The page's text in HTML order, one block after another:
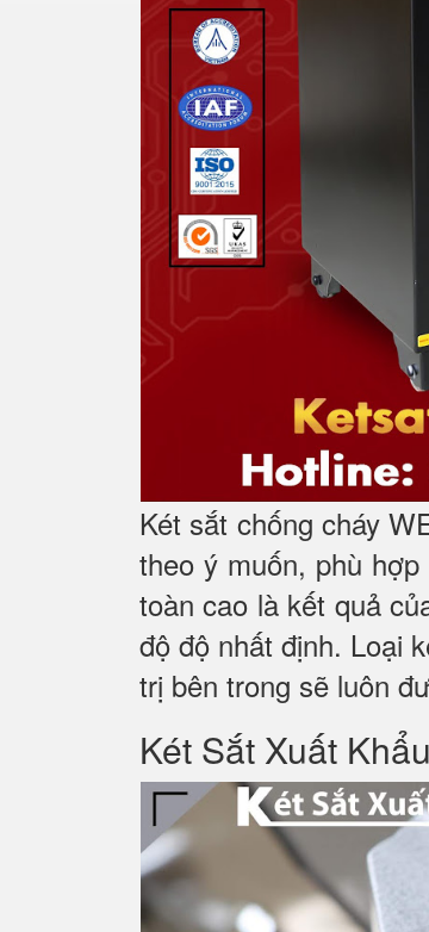
Két sắt chống cháy
theo ý muốn, phù
toàn cao là kết quả
độ độ nhất định. Loại
trị bên trong sẽ luôn
Két Sắt Xuất